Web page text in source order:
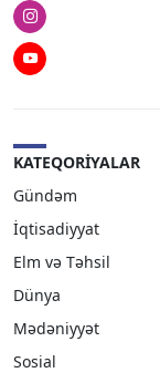
Instagram
Youtube
KATEQORIYALAR
Gündəm
İqtisadiyyat
Elm və Təhsil
Dünya
Mədəniyyət
Sosial